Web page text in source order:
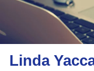
樓
市
理
財
Linda